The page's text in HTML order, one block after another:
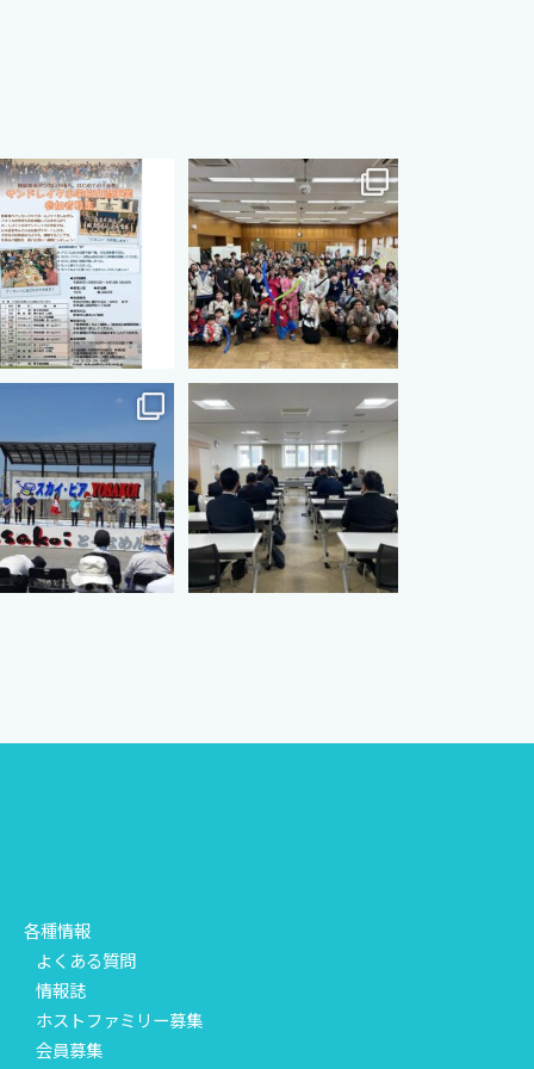
8月 12
cts.international.friendship
8月 12
cts.international.friendship
7月 3
各種情報
よくある質問
情報誌
ホストファミリー募集
会員募集